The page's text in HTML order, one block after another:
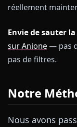
réellement
Envie de sauter
sur Anione— pas
pas de filtres.
Notre
Nous avons